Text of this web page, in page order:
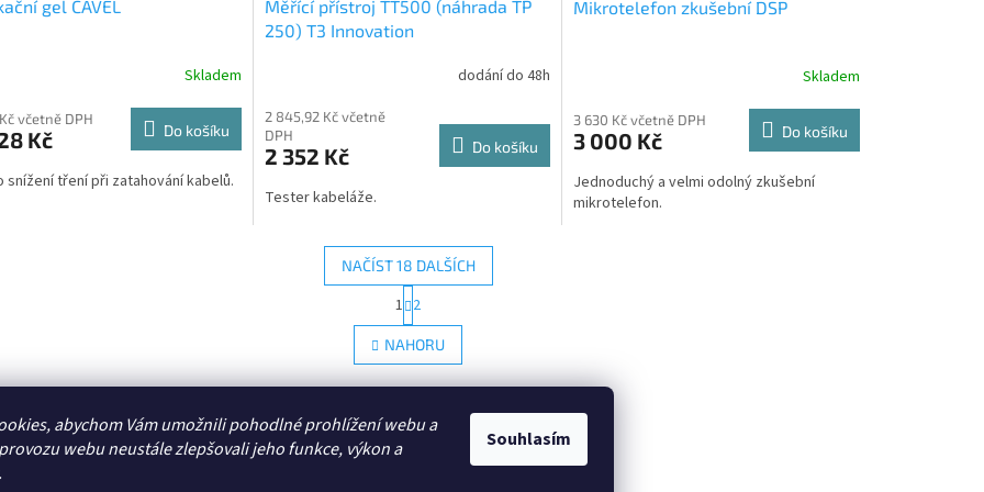
abychom Vám umožnili pohodlné prohlížení webu a
webu neustále zlepšovali jeho funkce, výkon a
Souhlasím
gel CAVEL
Skladem
včetně DPH
Kč Do košíku
snížení tření při zatahování kabelů.
Měřící přístroj TT500 (náhrada TP
250) T3 Innovation
dodání do 48h
2 845,92 Kč včetně
DPH
2 352 Kč Do košíku
Tester kabeláže.
Mikrotelefon zkušební DSP
Skladem
3 630 Kč včetně DPH
3 000 Kč Do košíku
Jednoduchý a velmi odolný zkušební
mikrotelefon.
O
v
l
á
a
c
NAČÍST 18 DALŠÍCH
t
r
á
n
k
v
1 2
NAHORU
Zboží.cz